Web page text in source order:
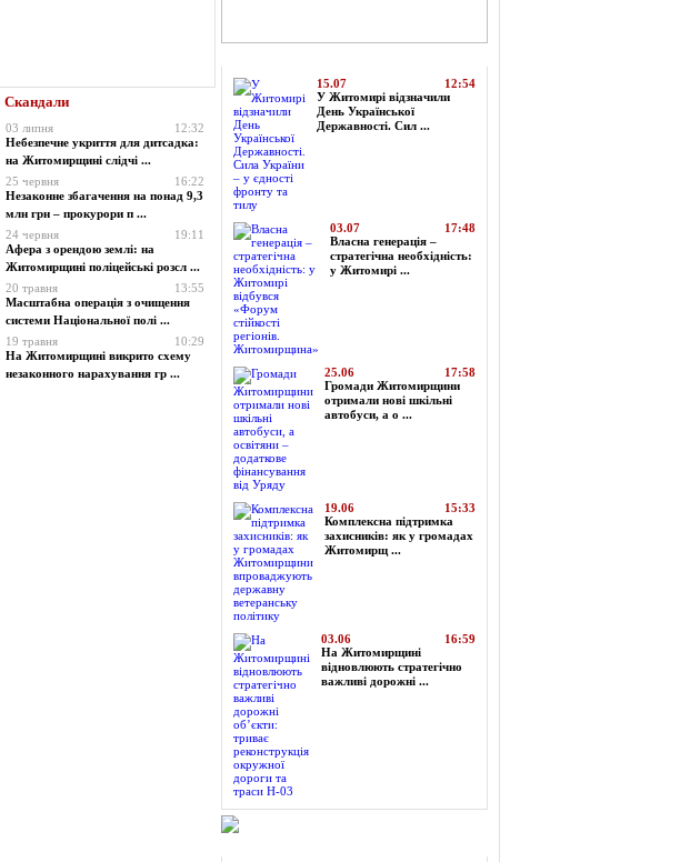
Скандали
03 липня
12:32
Небезпечне укриття для дитсадка:
на Житомирщині слідчі ...
25 червня
16:22
Незаконне збагачення на понад 9,3
млн грн – прокурори п ...
24 червня
19:11
Афера з орендою землі: на
Житомирщині поліцейські розсл ...
20 травня
13:55
Масштабна операція з очищення
системи Національної полі ...
19 травня
10:29
На Житомирщині викрито схему
незаконного нарахування гр ...
15.07
12:54
У Житомирі відзначили
День Української
Державності. Сил ...
03.07
17:48
Власна генерація –
стратегічна необхідність:
у Житомирі ...
25.06
17:58
Громади Житомирщини
отримали нові шкільні
автобуси, а о ...
19.06
15:33
Комплексна підтримка
захисників: як у громадах
Житомирщ ...
03.06
16:59
На Житомирщині
відновлюють стратегічно
важливі дорожні ...